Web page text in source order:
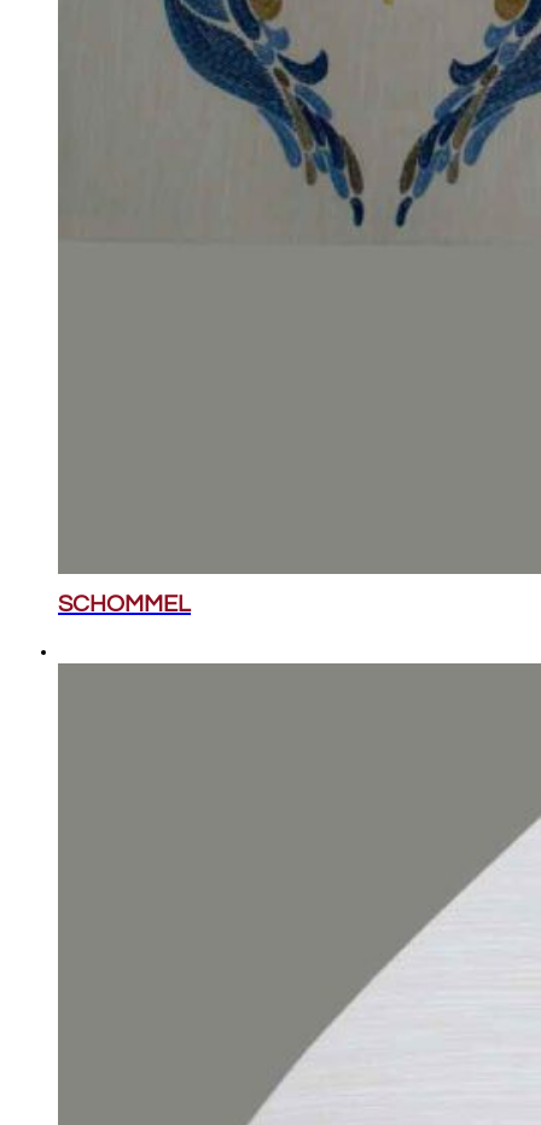
SCHOMMEL